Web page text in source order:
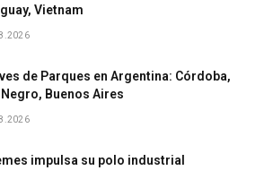
Vietnam
de Parques en Argentina: Córdoba,
Negro, Buenos Aires
impulsa su polo industrial